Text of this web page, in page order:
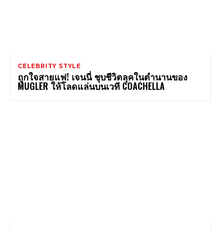
CELEBRITY STYLE
ถูกใจสายแฟ! เจนนี่ ชุบชีวิตลุคในตำนานของ
MUGLER ให้โลดแล่นบนเวที COACHELLA